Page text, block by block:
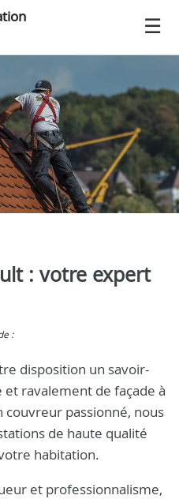
: votre expert
:
disposition un savoir-
ravalement de façade à
couvreur passionné, nous
de haute qualité
habitation.
et professionnalisme,